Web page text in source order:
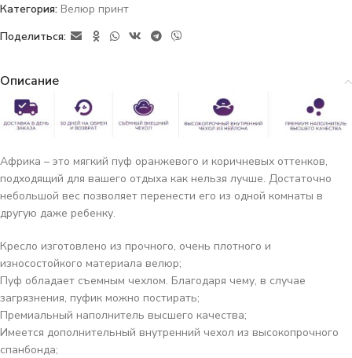
Категория: Велюр принт
Поделиться:
Описание
Африка – это мягкий пуф оранжевого и коричневых оттенков,
подходящий для вашего отдыха как нельзя лучше. Достаточно
небольшой вес позволяет перенести его из одной комнаты в
другую даже ребенку.
Кресло изготовлено из прочного, очень плотного и
износостойкого материала велюр;
Пуф обладает съемным чехлом. Благодаря чему, в случае
загрязнения, пуфик можно постирать;
Премиальный наполнитель высшего качества;
Имеется дополнительный внутренний чехол из высокопрочного
спанбонда;